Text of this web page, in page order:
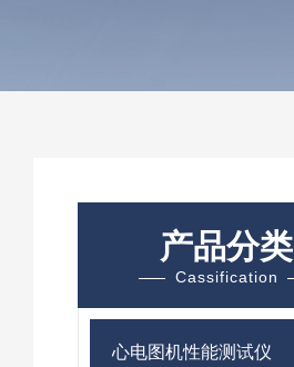
产品分类
Cassification
心电图机性能测试仪